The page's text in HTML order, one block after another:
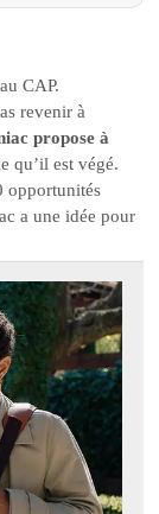
CAP.
revenir à
propose à
qu’il est végé.
opportunités
a une idée pour